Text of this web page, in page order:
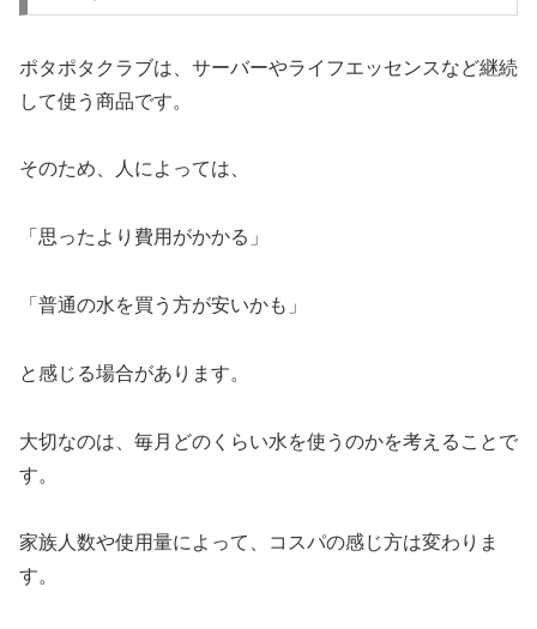
ポタポタクラブは、サーバーやライフエッセンスなど継続
して使う商品です。
そのため、人によっては、
「思ったより費用がかかる」
「普通の水を買う方が安いかも」
と感じる場合があります。
大切なのは、毎月どのくらい水を使うのかを考えることで
す。
家族人数や使用量によって、コスパの感じ方は変わりま
す。